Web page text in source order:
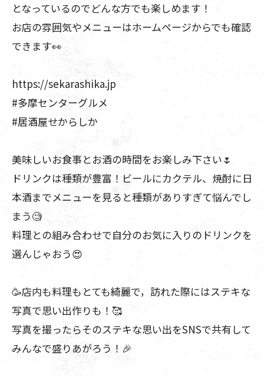
となっているのでどんな方でも楽しめます！
お店の雰囲気やメニューはホームページからでも確認
できます👀
https://sekarashika.jp
#多摩センターグルメ
#居酒屋せからしか
美味しいお食事とお酒の時間をお楽しみ下さい🌷
ドリンクは種類が豊富！ビールにカクテル、焼酎に日
本酒までメニューを見ると種類がありすぎて悩んでし
まう🧐
料理との組み合わせで自分のお気に入りのドリンクを
選んじゃおう😍
🥳店内も料理もとても綺麗で，訪れた際にはステキな
写真で思い出作りも！🥰
写真を撮ったらそのステキな思い出をSNSで共有して
みんなで盛りあがろう！🎉